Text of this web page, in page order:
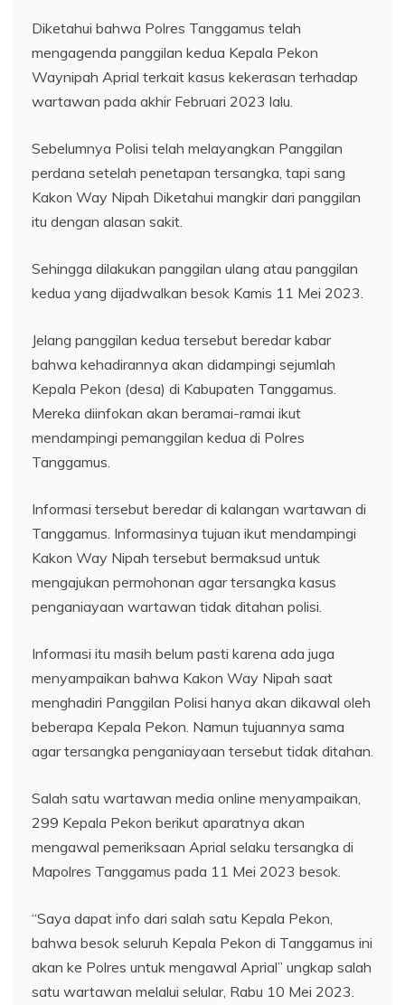
Diketahui bahwa Polres Tanggamus telah
mengagenda panggilan kedua Kepala Pekon
Waynipah Aprial terkait kasus kekerasan terhadap
wartawan pada akhir Februari 2023 lalu.
Sebelumnya Polisi telah melayangkan Panggilan
perdana setelah penetapan tersangka, tapi sang
Kakon Way Nipah Diketahui mangkir dari panggilan
itu dengan alasan sakit.
Sehingga dilakukan panggilan ulang atau panggilan
kedua yang dijadwalkan besok Kamis 11 Mei 2023.
Jelang panggilan kedua tersebut beredar kabar
bahwa kehadirannya akan didampingi sejumlah
Kepala Pekon (desa) di Kabupaten Tanggamus.
Mereka diinfokan akan beramai-ramai ikut
mendampingi pemanggilan kedua di Polres
Tanggamus.
Informasi tersebut beredar di kalangan wartawan di
Tanggamus. Informasinya tujuan ikut mendampingi
Kakon Way Nipah tersebut bermaksud untuk
mengajukan permohonan agar tersangka kasus
penganiayaan wartawan tidak ditahan polisi.
Informasi itu masih belum pasti karena ada juga
menyampaikan bahwa Kakon Way Nipah saat
menghadiri Panggilan Polisi hanya akan dikawal oleh
beberapa Kepala Pekon. Namun tujuannya sama
agar tersangka penganiayaan tersebut tidak ditahan.
Salah satu wartawan media online menyampaikan,
299 Kepala Pekon berikut aparatnya akan
mengawal pemeriksaan Aprial selaku tersangka di
Mapolres Tanggamus pada 11 Mei 2023 besok.
“Saya dapat info dari salah satu Kepala Pekon,
bahwa besok seluruh Kepala Pekon di Tanggamus ini
akan ke Polres untuk mengawal Aprial” ungkap salah
satu wartawan melalui selular, Rabu 10 Mei 2023.